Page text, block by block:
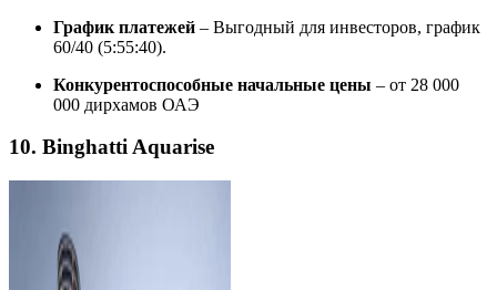
График платежей – Выгодный для инвесторов, график
60/40 (5:55:40).
Конкурентоспособные начальные цены – от 28 000
000 дирхамов ОАЭ
10. Binghatti Aquarise